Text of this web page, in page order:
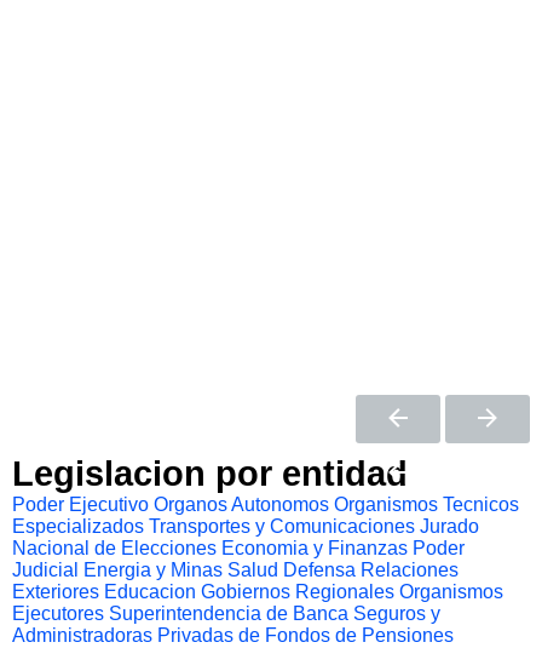
Legislacion por entidad
Poder Ejecutivo Organos Autonomos Organismos Tecnicos
Especializados Transportes y Comunicaciones Jurado
Nacional de Elecciones Economia y Finanzas Poder
Judicial
Energia y Minas Salud Defensa Relaciones
Exteriores Educacion Gobiernos Regionales Organismos
Ejecutores Superintendencia de Banca Seguros y
Administradoras Privadas de Fondos de Pensiones